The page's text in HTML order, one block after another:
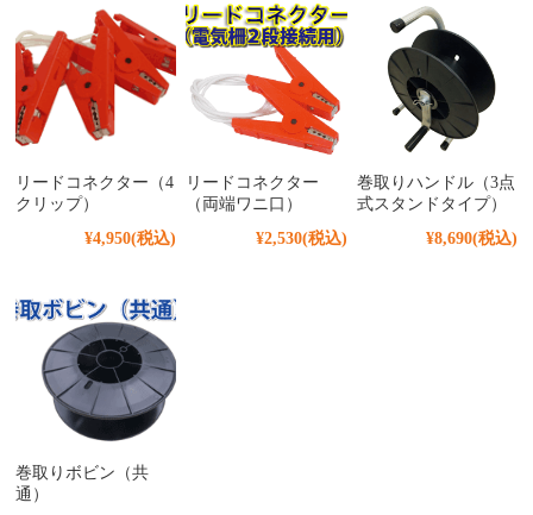
リードコネクター（4
クリップ）
¥4,950(税込)
リードコネクター
（両端ワニ口）
¥2,530(税込)
巻取りハンドル（3点
式スタンドタイプ）
¥8,690(税込)
巻取りボビン（共
通）